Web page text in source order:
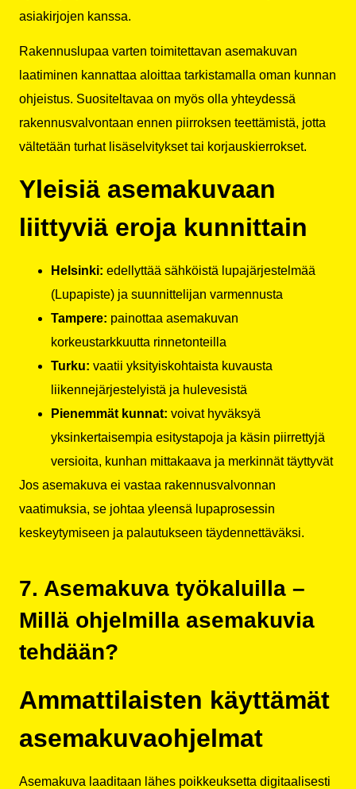
asiakirjojen kanssa.
Rakennuslupaa varten toimitettavan asemakuvan
laatiminen kannattaa aloittaa tarkistamalla oman kunnan
ohjeistus. Suositeltavaa on myös olla yhteydessä
rakennusvalvontaan ennen piirroksen teettämistä, jotta
vältetään turhat lisäselvitykset tai korjauskierrokset.
Yleisiä asemakuvaan
liittyviä eroja kunnittain
Helsinki: edellyttää sähköistä lupajärjestelmää
(Lupapiste) ja suunnittelijan varmennusta
Tampere: painottaa asemakuvan
korkeustarkkuutta rinnetonteilla
Turku: vaatii yksityiskohtaista kuvausta
liikennejärjestelyistä ja hulevesistä
Pienemmät kunnat: voivat hyväksyä
yksinkertaisempia esitystapoja ja käsin piirrettyjä
versioita, kunhan mittakaava ja merkinnät täyttyvät
Jos asemakuva ei vastaa rakennusvalvonnan
vaatimuksia, se johtaa yleensä lupaprosessin
keskeytymiseen ja palautukseen täydennettäväksi.
7. Asemakuva työkaluilla –
Millä ohjelmilla asemakuvia
tehdään?
Ammattilaisten käyttämät
asemakuvaohjelmat
Asemakuva laaditaan lähes poikkeuksetta digitaalisesti